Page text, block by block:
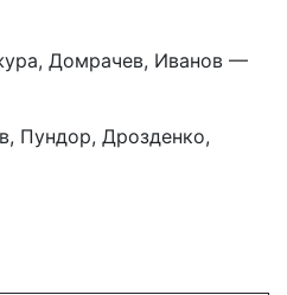
Домрачев, Иванов —
Пундор, Дрозденко,